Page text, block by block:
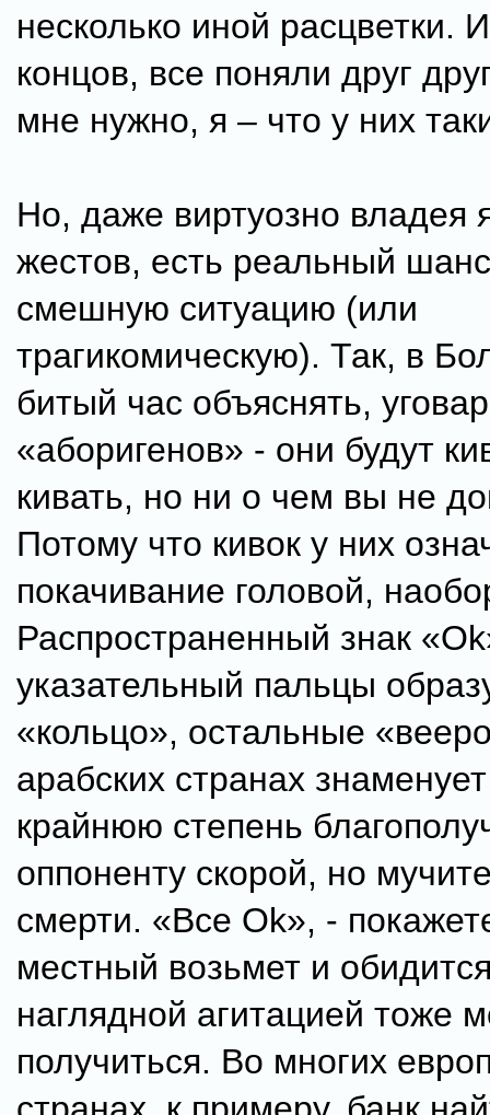
несколько иной расцветки.
концов, все поняли друг
мне нужно, я – что у них
Но, даже виртуозно владея
жестов, есть реальный
смешную ситуацию (или
трагикомическую). Так, в
битый час объяснять,
«аборигенов» - они будут
кивать, но ни о чем вы не
Потому что кивок у них
покачивание головой,
Распространенный знак
указательный пальцы
«кольцо», остальные
арабских странах
крайнюю степень
оппоненту скорой, но
смерти. «Все Ok», -
местный возьмет и
наглядной агитацией тоже
получиться. Во многих